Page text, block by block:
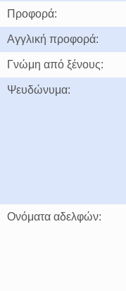
Προφορά:
Αγγλική προφορά:
Γνώμη από ξένους:
Ψευδώνυμα:
Ονόματα αδελφών: